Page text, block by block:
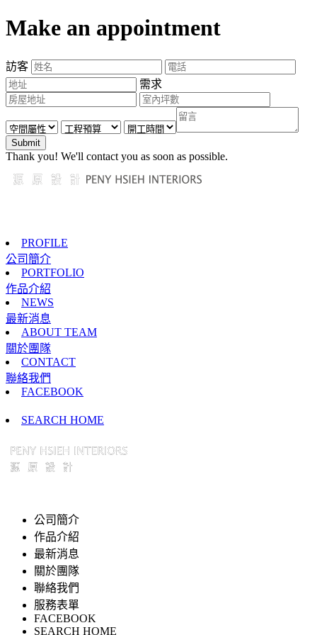
Make an appointment
訪客
需求
Submit
Thank you! We'll contact you as soon as possible.
PROFILE
公司簡介
PORTFOLIO
作品介紹
NEWS
最新消息
ABOUT TEAM
關於團隊
CONTACT
聯絡我們
FACEBOOK
SEARCH HOME
公司簡介
作品介紹
最新消息
關於團隊
聯絡我們
服務表單
FACEBOOK
SEARCH HOME